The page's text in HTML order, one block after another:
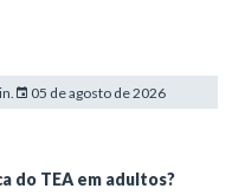
05 de agosto de 2026
do TEA em adultos?